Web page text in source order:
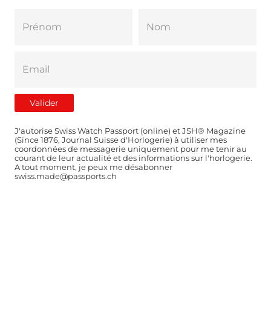
J'autorise Swiss Watch Passport (online) et JSH® Magazine
(Since 1876, Journal Suisse d'Horlogerie) à utiliser mes
coordonnées de messagerie uniquement pour me tenir au
courant de leur actualité et des informations sur l'horlogerie.
A tout moment, je peux me désabonner
swiss.made@passports.ch